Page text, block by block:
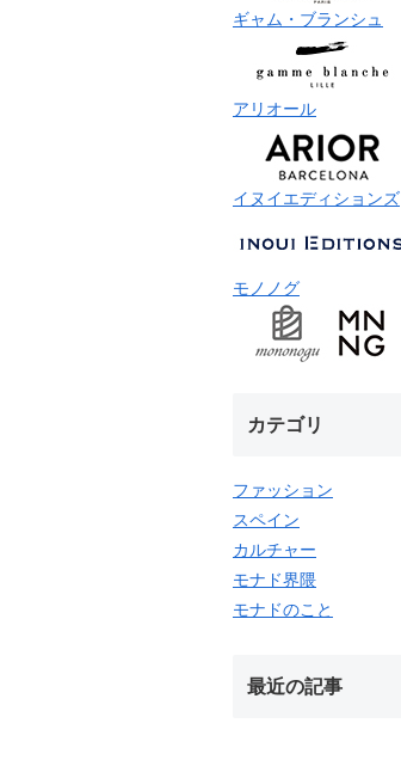
ギャム・ブランシュ
アリオール
イヌイエディションズ
モノノグ
カテゴリ
ファッション
スペイン
カルチャー
モナド界隈
モナドのこと
最近の記事